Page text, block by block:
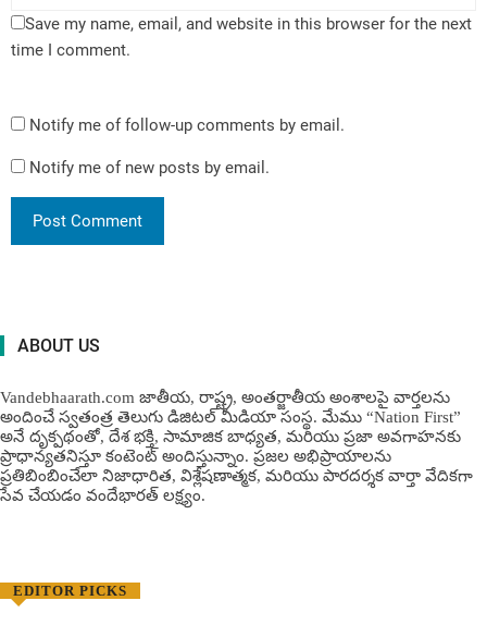
Save my name, email, and website in this browser for the next
time I comment.
Notify me of follow-up comments by email.
Notify me of new posts by email.
ABOUT US
Vandebhaarath.com జాతీయ, రాష్ట్ర, అంతర్జాతీయ అంశాలపై వార్తలను
అందించే స్వతంత్ర తెలుగు డిజిటల్ మీడియా సంస్థ. మేము “Nation First”
అనే దృక్పథంతో, దేశ భక్తి, సామాజిక బాధ్యత, మరియు ప్రజా అవగాహనకు
ప్రాధాన్యతనిస్తూ కంటెంట్ అందిస్తున్నాం. ప్రజల అభిప్రాయాలను
ప్రతిబింబించేలా నిజాధారిత, విశ్లేషణాత్మక, మరియు పారదర్శక వార్తా వేదికగా
సేవ చేయడం వందేభార‌త్ ల‌క్ష్యం.
EDITOR PICKS